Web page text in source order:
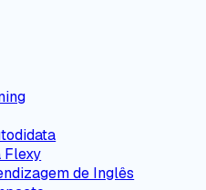
Flexy
de Inglês